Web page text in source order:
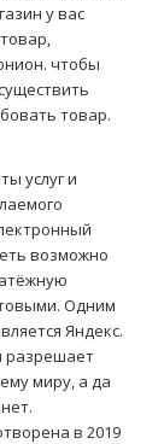
у вас
чтобы
товар.
услуг и
возможно
Одним
Яндекс.
разрешает
миру, а да
в 2019